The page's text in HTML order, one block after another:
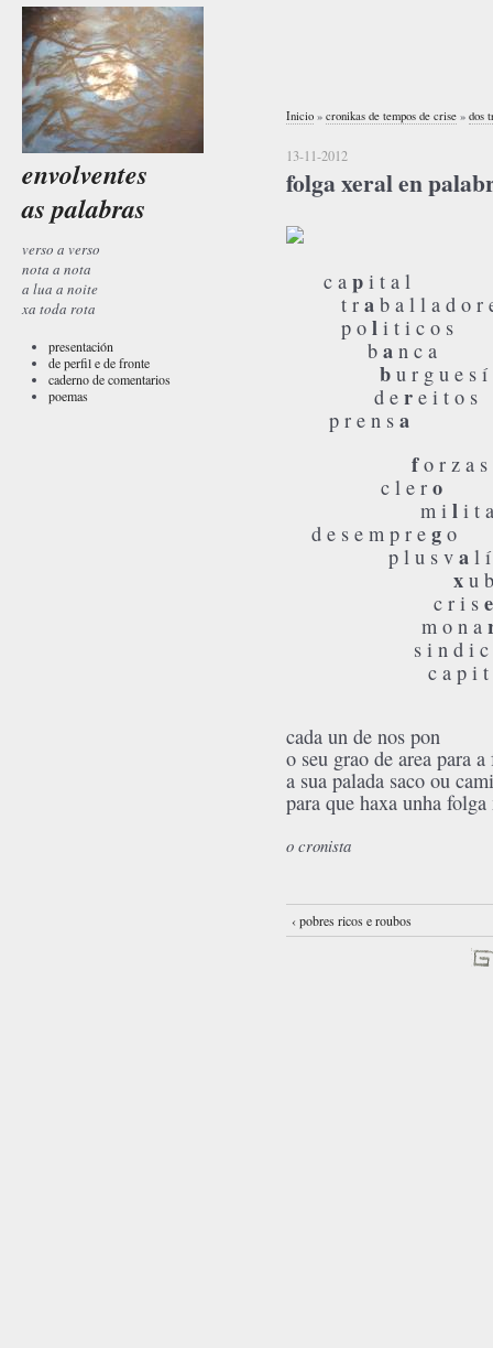
envolventes
as palabras
verso a verso
nota a nota
a lua a noite
xa toda rota
presentación
de perfil e de fronte
caderno de comentarios
poemas
Inicio » cronikas de tempos de crise » dos
13-11-2012
folga xeral en
c a p i t a l
t r a b a l l a d o r
p o l i t i c o s
b a n c a
b u r g u e s í
d e r e i t o s
p r e n s a
fo r z a
c l e r o
m i l i t
d e s e m p r e g o
p l u s v a l
x u
c r i s e
m o n a
s i n d i c
c a p i t
cada un de nos pon
o seu grao de area para
a sua palada saco ou
para que haxa unha folga
o cronista
‹ pobres ricos e roubos